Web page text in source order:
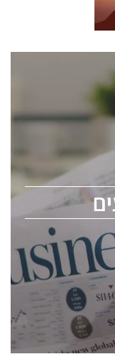
כולל מהנדסים,
ChipEx2026
conference is
professional